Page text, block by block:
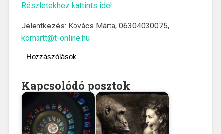
Részletekhez kattints ide!
Jelentkezés: Kovács Márta, 06304030075,
komartt@t-online.hu
Hozzászólások
Kapcsolódó posztok